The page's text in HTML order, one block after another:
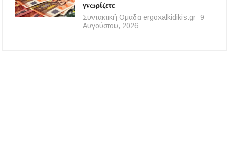
γνωρίζετε
Συντακτική Ομάδα ergoxalkidikis.gr
9
Αυγούστου, 2026